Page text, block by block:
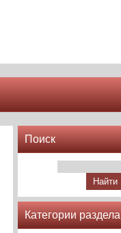
Поиск
Категории раздела